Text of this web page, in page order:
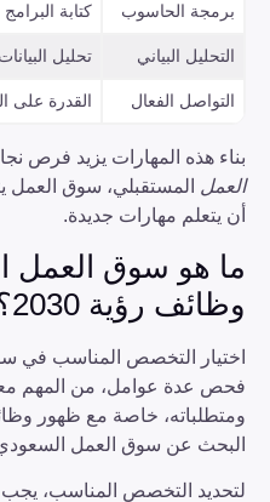
برمجة الحاسوب كتابة
التحليل البياني تحليل
التواصل الفعال القدرة على
بناء هذه المهارات يزيد فرص
العمل المستقبلي، سوق
أن يتعلم مهارات جديدة.
ما هو سوق العمل
وظائف رؤية 2030؟
اختيار التخصص المناسب في
فحص عدة عوامل، من المهم
البحث عن سوق العمل
لتحديد التخصص المناسب، يجب